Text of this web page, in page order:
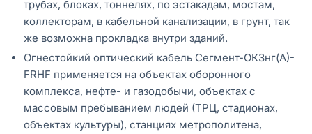
трубах, блоках, тоннелях, по эстакадам, мостам,
коллекторам, в кабельной канализации, в грунт, так
же возможна прокладка внутри зданий.
Огнестойкий оптический кабель Сегмент-ОКЗнг(А)-
FRHF применяется на объектах оборонного
комплекса, нефте- и газодобычи, объектах с
массовым пребыванием людей (ТРЦ, стадионах,
объектах культуры), станциях метрополитена,